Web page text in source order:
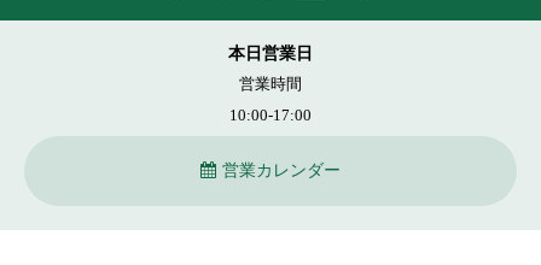
本日営業日
営業時間
10:00-17:00
営業カレンダー